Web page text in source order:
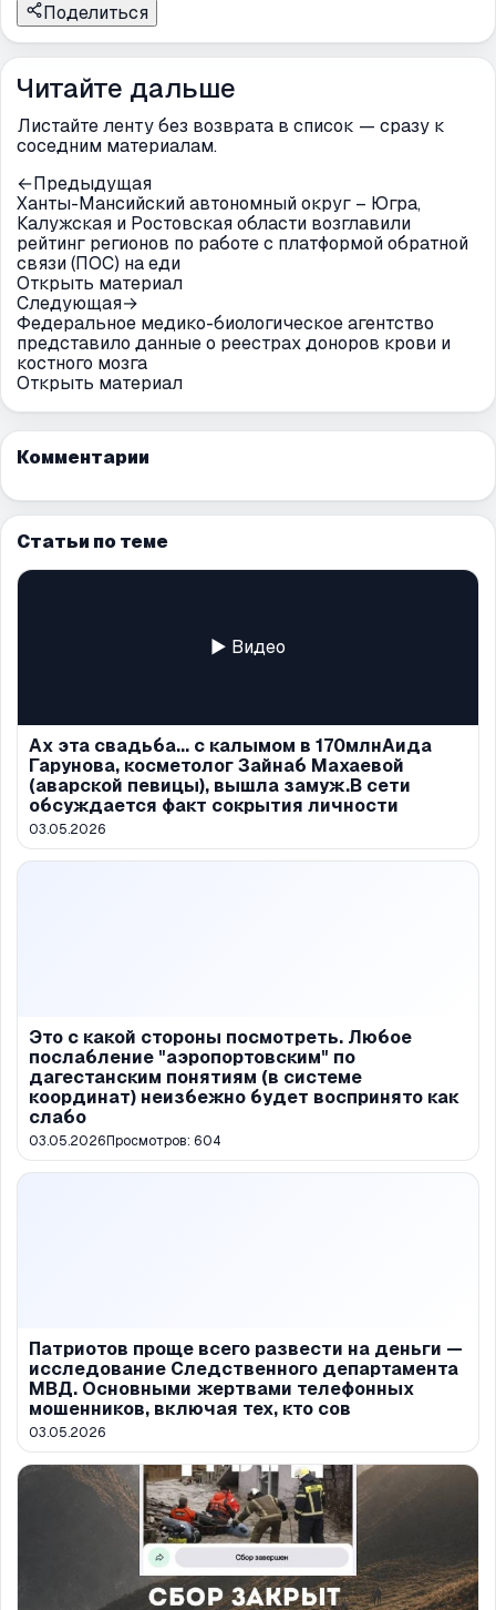
Поделиться
Читайте дальше
Листайте ленту без возврата в список — сразу к
соседним материалам.
←Предыдущая
Ханты-Мансийский автономный округ – Югра,
Калужская и Ростовская области возглавили
рейтинг регионов по работе с платформой обратной
связи (ПОС) на еди
Открыть материал
Следующая→
Федеральное медико-биологическое агентство
представило данные о реестрах доноров крови и
костного мозга
Открыть материал
Комментарии
Статьи по теме
▶ Видео
Ах эта свадьба... с калымом в 170млнАида
Гарунова, косметолог Зайнаб Махаевой
(аварской певицы), вышла замуж.В сети
обсуждается факт сокрытия личности
03.05.2026
Это с какой стороны посмотреть. Любое
послабление "аэропортовским" по
дагестанским понятиям (в системе
координат) неизбежно будет воспринято как
слабо
03.05.2026Просмотров: 604
Патриотов проще всего развести на деньги —
исследование Следственного департамента
МВД. Основными жертвами телефонных
мошенников, включая тех, кто сов
03.05.2026